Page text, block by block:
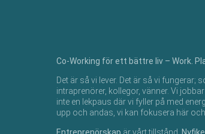
Co-Working för ett bättre liv – Work.
Det är så vi lever. Det är så vi fungerar;
intraprenörer, kollegor, vänner.​ Vi
inte en lekpaus där vi fyller på med
upp och andas, vi kan fokusera här
Entreprenörskap är vårt tillstånd.